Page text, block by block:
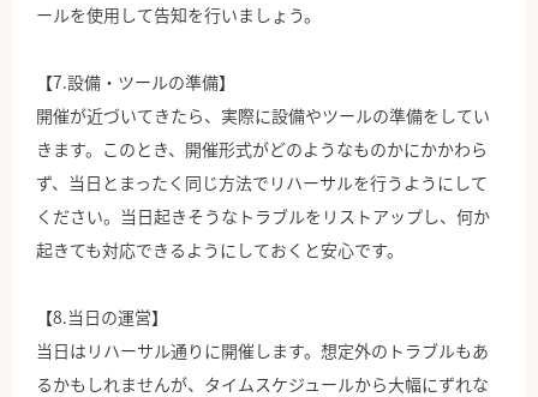
ールを使用して告知を行いましょう。
【7.設備・ツールの準備】
開催が近づいてきたら、実際に設備やツールの準備をしてい
きます。このとき、開催形式がどのようなものかにかかわら
ず、当日とまったく同じ方法でリハーサルを行うようにして
ください。当日起きそうなトラブルをリストアップし、何か
起きても対応できるようにしておくと安心です。
【8.当日の運営】
当日はリハーサル通りに開催します。想定外のトラブルもあ
るかもしれませんが、タイムスケジュールから大幅にずれな